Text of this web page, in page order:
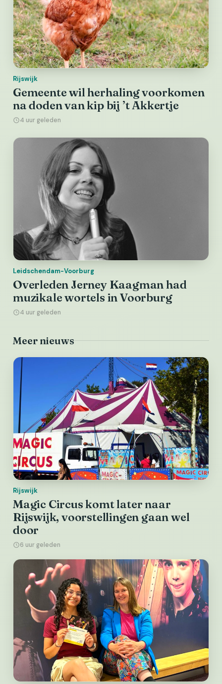
Rijswijk
Gemeente wil herhaling voorkomen
na doden van kip bij ’t Akkertje
4 uur geleden
Leidschendam-Voorburg
Overleden Jerney Kaagman had
muzikale wortels in Voorburg
4 uur geleden
Meer nieuws
Rijswijk
Magic Circus komt later naar
Rijswijk, voorstellingen gaan wel
door
6 uur geleden